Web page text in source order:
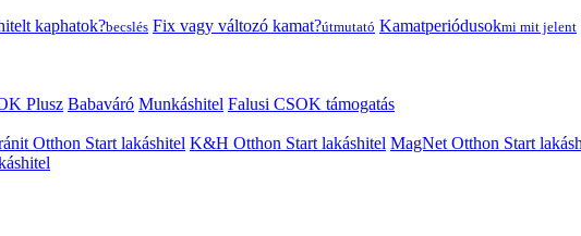
kaphatok?becslés Fix vagy változó kamat?útmutató Kamatperiódusokmi mit jelent
Plusz Babaváró Munkáshitel Falusi CSOK támogatás
Otthon Start lakáshitel K&H Otthon Start lakáshitel MagNet Otthon Start